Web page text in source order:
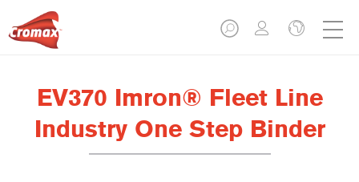
EV370 Imron® Fleet Line
Industry One Step Binder